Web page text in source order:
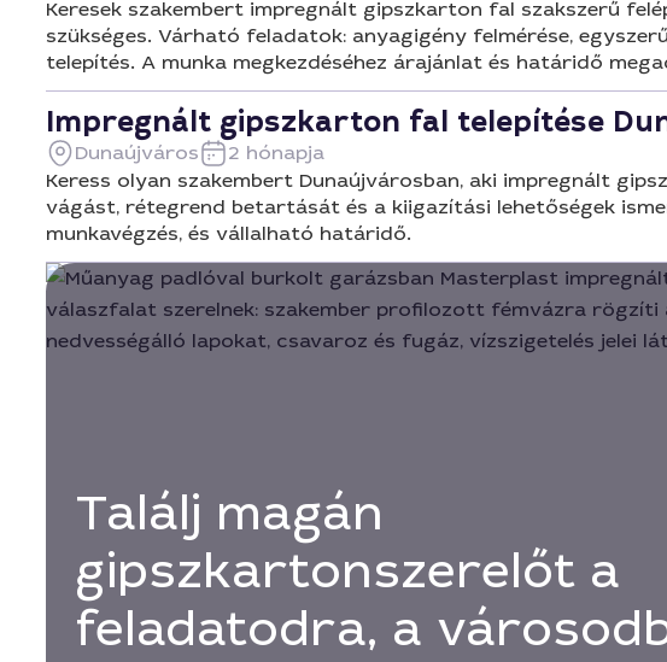
Keresek szakembert impregnált gipszkarton fal szakszerű
szükséges. Várható feladatok: anyagigény felmérése,
telepítés. A munka megkezdéséhez árajánlat és határidő
Impregnált gipszkarton fal telepítése
Dunaújváros
2 hónapja
Keress olyan szakembert Dunaújvárosban, aki impregnált
vágást, rétegrend betartását és a kiigazítási lehetőségek
munkavégzés, és vállalható határidő.
Találj magán
gipszkartonszerelőt a
feladatodra, a